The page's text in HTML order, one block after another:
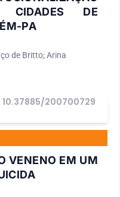
CIDADES DE
PA
de Britto; Arina
10.37885/200700729
VENENO EM UM